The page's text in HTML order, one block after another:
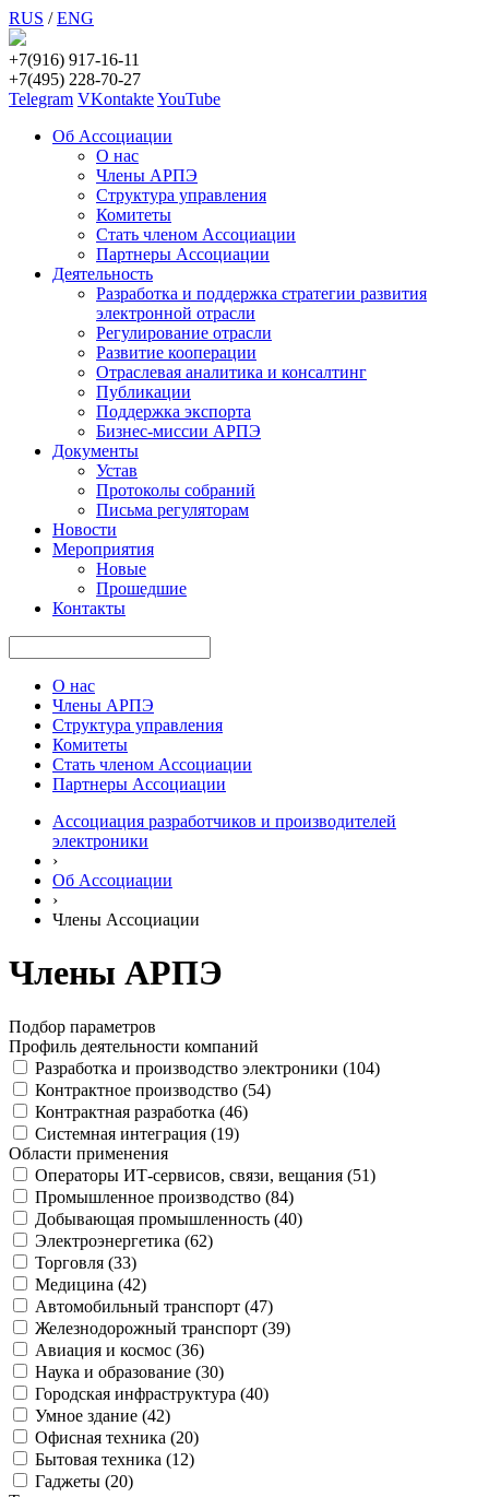
RUS /ENG
+7(916) 917-16-11
+7(495) 228-70-27
Telegram VKontakteYouTube
Об Ассоциации
О нас
Члены АРПЭ
Структура управления
Комитеты
Стать членом Ассоциации
Партнеры Ассоциации
Деятельность
Разработка и поддержка стратегии развития
электронной отрасли
Регулирование отрасли
Развитие кооперации
Отраслевая аналитика и консалтинг
Публикации
Поддержка экспорта
Бизнес-миссии АРПЭ
Документы
Устав
Протоколы собраний
Письма регуляторам
Новости
Мероприятия
Новые
Прошедшие
Контакты
О нас
Члены АРПЭ
Структура управления
Комитеты
Стать членом Ассоциации
Партнеры Ассоциации
Ассоциация разработчиков и производителей
электроники
›
Об Ассоциации
›
Члены Ассоциации
Члены АРПЭ
Подбор параметров
Профиль деятельности компаний
Разработка и производство электроники (104)
Контрактное производство (54)
Контрактная разработка (46)
Системная интеграция (19)
Области применения
Операторы ИТ-сервисов, связи, вещания (51)
Промышленное производство (84)
Добывающая промышленность (40)
Электроэнергетика (62)
Торговля (33)
Медицина (42)
Автомобильный транспорт (47)
Железнодорожный транспорт (39)
Авиация и космос (36)
Наука и образование (30)
Городская инфраструктура (40)
Умное здание (42)
Офисная техника (20)
Бытовая техника (12)
Гаджеты (20)